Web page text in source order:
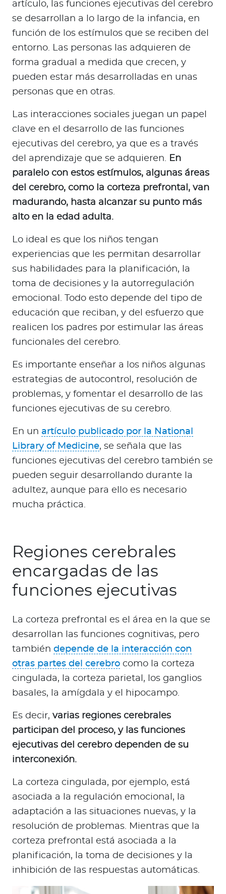
artículo, las funciones ejecutivas del cerebro
se desarrollan a lo largo de la infancia, en
función de los estímulos que se reciben del
entorno. Las personas las adquieren de
forma gradual a medida que crecen, y
pueden estar más desarrolladas en unas
personas que en otras.
Las interacciones sociales juegan un papel
clave en el desarrollo de las funciones
ejecutivas del cerebro, ya que es a través
del aprendizaje que se adquieren. En
paralelo con estos estímulos, algunas áreas
del cerebro, como la corteza prefrontal, van
madurando, hasta alcanzar su punto más
alto en la edad adulta.
Lo ideal es que los niños tengan
experiencias que les permitan desarrollar
sus habilidades para la planificación, la
toma de decisiones y la autorregulación
emocional. Todo esto depende del tipo de
educación que reciban, y del esfuerzo que
realicen los padres por estimular las áreas
funcionales del cerebro.
Es importante enseñar a los niños algunas
estrategias de autocontrol, resolución de
problemas, y fomentar el desarrollo de las
funciones ejecutivas de su cerebro.
En un artículo publicado por la National
Library of Medicine, se señala que las
funciones ejecutivas del cerebro también se
pueden seguir desarrollando durante la
adultez, aunque para ello es necesario
mucha práctica.
Regiones cerebrales
encargadas de las
funciones ejecutivas
La corteza prefrontal es el área en la que se
desarrollan las funciones cognitivas, pero
también depende de la interacción con
otras partes del cerebro como la corteza
cingulada, la corteza parietal, los ganglios
basales, la amígdala y el hipocampo.
Es decir, varias regiones cerebrales
participan del proceso, y las funciones
ejecutivas del cerebro dependen de su
interconexión.
La corteza cingulada, por ejemplo, está
asociada a la regulación emocional, la
adaptación a las situaciones nuevas, y la
resolución de problemas. Mientras que la
corteza prefrontal está asociada a la
planificación, la toma de decisiones y la
inhibición de las respuestas automáticas.